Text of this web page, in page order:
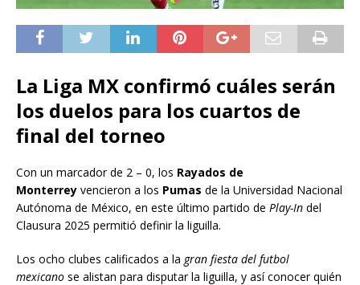
La Liga MX confirmó cuáles serán
los duelos para los cuartos de
final del torneo
Con un marcador de 2 – 0, los Rayados de
Monterrey vencieron a los Pumas de la Universidad Nacional
Autónoma de México, en este último partido de Play-In del
Clausura 2025 permitió definir la liguilla.
Los ocho clubes calificados a la gran fiesta del futbol
mexicano se alistan para disputar la liguilla, y así conocer quién